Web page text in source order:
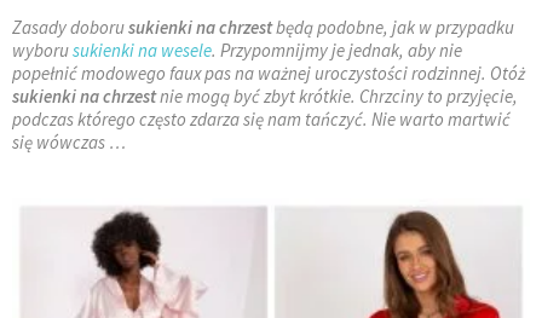
Zasady doborusukienki na chrzestbędą podobne, jak w przypadku
wyborusukienki na wesele. Przypomnijmy je jednak, aby nie
popełnić modowego fauxpasna ważnej uroczystości rodzinnej. Otóż
sukienki na chrzestnie mogą być zbyt krótkie. Chrzciny to przyjęcie,
podczas którego często zdarza się nam tańczyć. Nie warto martwić
się wówczas …